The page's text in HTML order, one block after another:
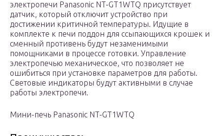
электропечи Panasonic NT-GT1WTQ присутствует
датчик, который отключит устройство при
достижении критичной температуры. Идущие в
комплекте к печи поддон для ссыпающихся крошек и
сменный противень будут незаменимыми
помощниками в процессе готовки. Управление
электропечью механическое, что позволяет не
ошибиться при установке параметров для работы.
Световые индикаторы будут активными в случае
работы электропечи.
Мини-печь Panasonic NT-GT1WTQ